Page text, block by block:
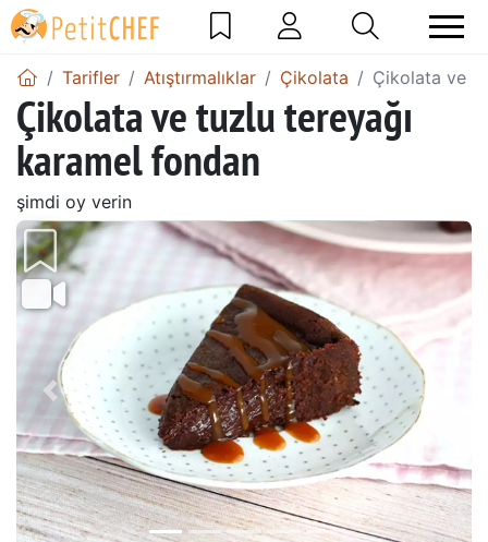
Tarifler Atıştırmalıklar Çikolata Çikolata ve
Çikolata ve tuzlu tereyağı
karamel fondan
şimdi oy verin
Önceki